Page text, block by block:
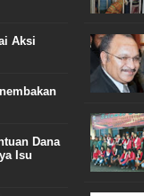
Aksi
Dana
Isu